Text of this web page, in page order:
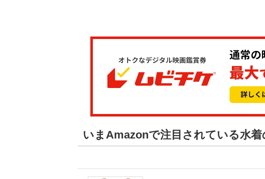
いまAmazonで注目されている水着